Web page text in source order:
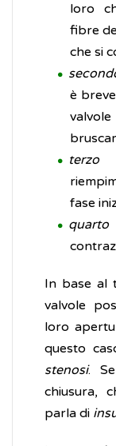
loro
fibre
che si
è
terzo
fase
In base al
valvole
loro
questo
stenosi.
chiusura,
parla di